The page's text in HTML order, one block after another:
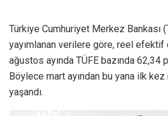
Türkiye Cumhuriyet Merkez Bankası
yayımlanan verilere göre, reel
ağustos ayında TÜFE bazında 62,34
Böylece mart ayından bu yana ilk
yaşandı.